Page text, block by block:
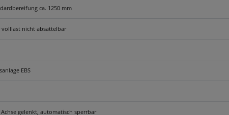
ca. 1250 mm
nicht absattelbar
EBS
gelenkt, automatisch sperrbar